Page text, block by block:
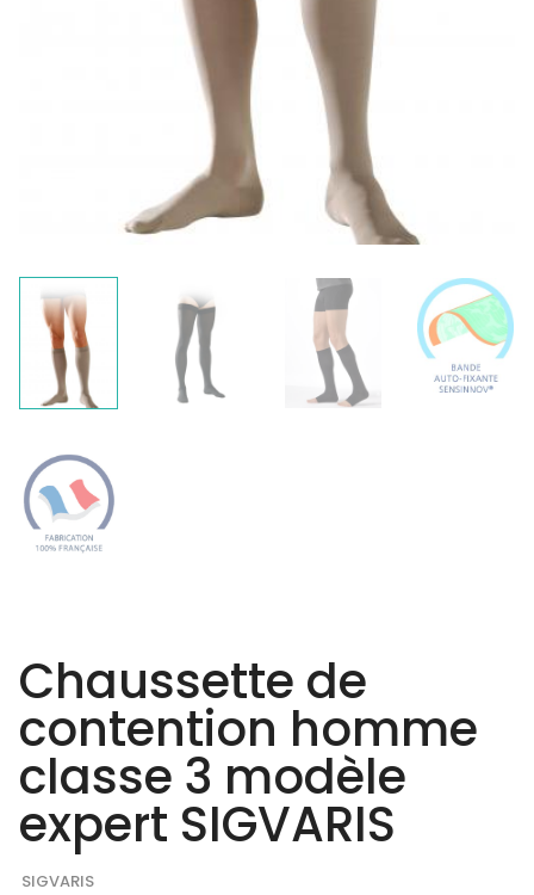
Chaussette de
contention homme
classe 3 modèle
expert SIGVARIS
SIGVARIS